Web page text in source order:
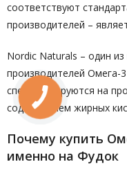
соответствуют
производителей –
Nordic Naturals – один
производителей Омега-
специализируются на
содержанием жирных
Почему купить
именно на Фудок